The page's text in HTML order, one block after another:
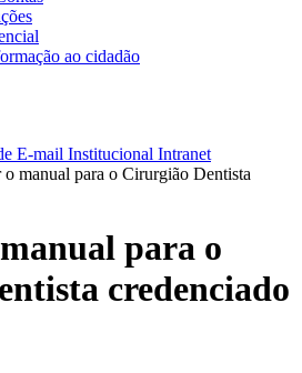
ao cidadão
E-mail Institucional Intranet
o manual para o Cirurgião Dentista
para o
credenciado